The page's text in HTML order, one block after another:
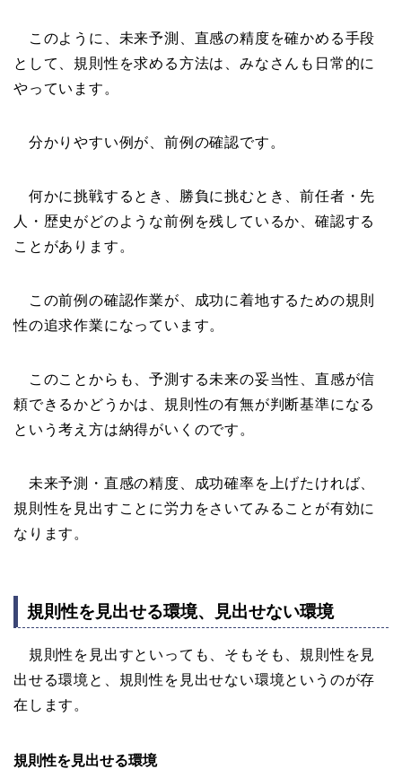
このように、未来予測、直感の精度を確かめる手段
として、規則性を求める方法は、みなさんも日常的に
やっています。
分かりやすい例が、前例の確認です。
何かに挑戦するとき、勝負に挑むとき、前任者・先
人・歴史がどのような前例を残しているか、確認する
ことがあります。
この前例の確認作業が、成功に着地するための規則
性の追求作業になっています。
このことからも、予測する未来の妥当性、直感が信
頼できるかどうかは、規則性の有無が判断基準になる
という考え方は納得がいくのです。
未来予測・直感の精度、成功確率を上げたければ、
規則性を見出すことに労力をさいてみることが有効に
なります。
規則性を見出せる環境、見出せない環境
規則性を見出すといっても、そもそも、規則性を見
出せる環境と、規則性を見出せない環境というのが存
在します。
規則性を見出せる環境